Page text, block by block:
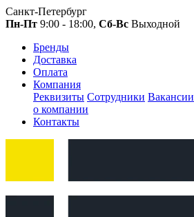
Санкт-Петербург
Пн-Пт 9:00 - 18:00, Сб-Вс Выходной
Бренды
Доставка
Оплата
Компания
Реквизиты Сотрудники Вакансии
о компании
Контакты